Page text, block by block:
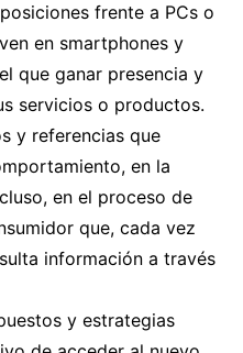
frente a PCs o
en smartphones y
que ganar presencia y
servicios o productos.
y referencias que
en la
en el proceso de
que, cada vez
información a través
y estrategias